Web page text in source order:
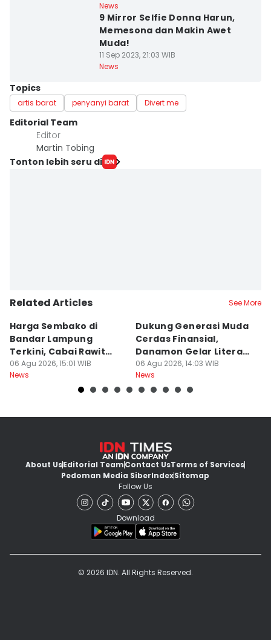
News
9 Mirror Selfie Donna Harun,
Memesona dan Makin Awet
Muda!
11 Sep 2023, 21:03 WIB
News
Topics
artis barat penyanyi barat Divert me
Editorial Team
Editor
Martin Tobing
Tonton lebih seru di
Related Articles See More
Harga Sembako di
Bandar Lampung
Terkini, Cabai Rawit
Naik?
06 Agu 2026, 15:01 WIB
News
Dukung Generasi Muda
Cerdas Finansial,
Danamon Gelar Literasi
Keuangan
06 Agu 2026, 14:03 WIB
News
About UsEditorial TeamContact UsTerms of Services
Pedoman Media SiberIndexSitemap
Follow Us
Download
© 2026 IDN. All Rights Reserved.